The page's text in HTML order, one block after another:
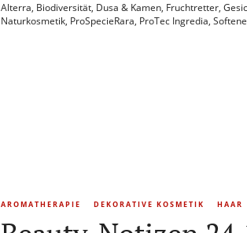
Alterra, Biodiversität, Dusa & Kamen, Fruchtretter,
Naturkosmetik, ProSpecieRara, ProTec Ingredia,
AROMATHERAPIE DEKORATIVE KOSMETIK HAAR